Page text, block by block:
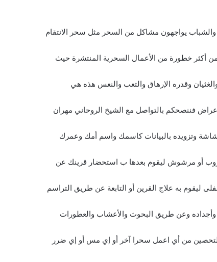
يواجهون مشاكل من السحر مثل سحر الانتقام
أكثر خطورة من الأعمال السحرية المنتشرة حيث
وقدره الإرهاق والتعب والنعس هذه هي
فننصحكم بالتواصل مع الشيخ الروحاني مهران
وتزويده بالبيانات كاسمك واسم أمك وعمرك
أو مرشوش ليقوم بعدها ب استحضار قرينك عن
ليقوم به علاج القرين أو التابعة عن طريق التراسم
وأجداده وعن طريق البحوث والأعشاب والعطورات
من أي اعمل سحرا آخر أو إي مس أو إي ضرر